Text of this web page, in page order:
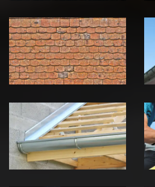
démoussage de
toiture 39
Jura
Pose de
Chéneau 39
Jura